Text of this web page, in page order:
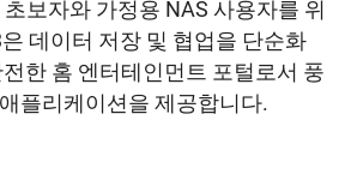
보자와 가정용 NAS 사용자를 위
데이터 저장 및 협업을 단순화
한 홈 엔터테인먼트 포털로서 풍
플리케이션을 제공합니다.